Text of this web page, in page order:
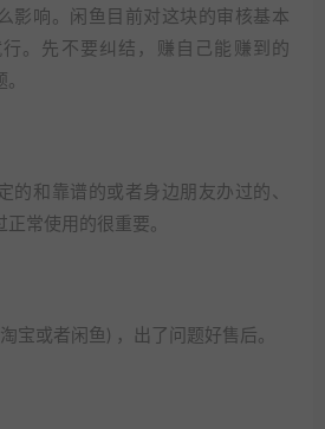
影响。闲鱼目前对这块的审核基本
行。先不要纠结，赚自己能赚到的
的和靠谱的或者身边朋友办过的、
常使用的很重要。​
宝或者闲鱼) ，出了问题好售后。​